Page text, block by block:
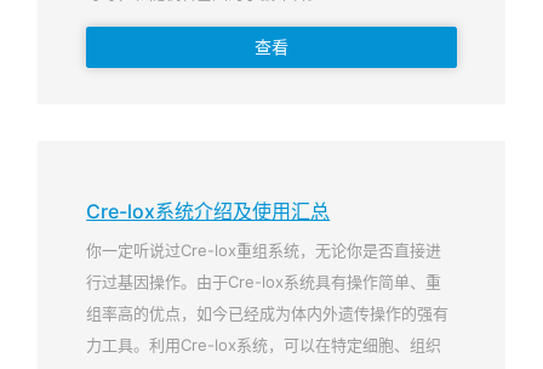
查看
Cre-lox系统介绍及使用汇总
你一定听说过Cre-lox重组系统，无论你是否直接进
行过基因操作。由于Cre-lox系统具有操作简单、重
组率高的优点，如今已经成为体内外遗传操作的强有
力工具。利用Cre-lox系统，可以在特定细胞、组织